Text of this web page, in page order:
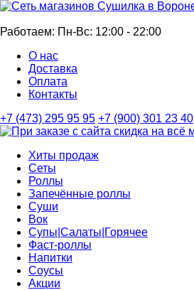
Работаем: Пн-Вс: 12:00 - 22:00
О нас
Доставка
Оплата
Контакты
+7 (473) 295 95 95 +7 (900) 301 23 40
Хиты продаж
Сеты
Роллы
Запечённые роллы
Суши
Вок
Супы|Салаты|Горячее
Фаст-роллы
Напитки
Соусы
Акции